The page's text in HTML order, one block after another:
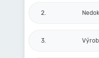
2.
3.